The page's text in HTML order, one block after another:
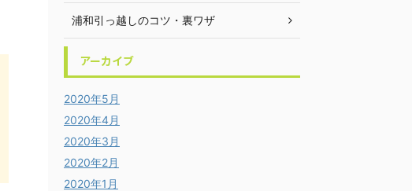
浦和引っ越しのコツ・裏ワザ
アーカイブ
2020年5月
2020年4月
2020年3月
2020年2月
2020年1月